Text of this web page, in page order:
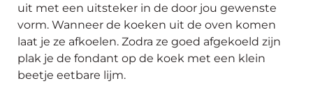
uit met een uitsteker in de door jou gewenste
vorm. Wanneer de koeken uit de oven komen
laat je ze afkoelen. Zodra ze goed afgekoeld zijn
plak je de fondant op de koek met een klein
beetje eetbare lijm.